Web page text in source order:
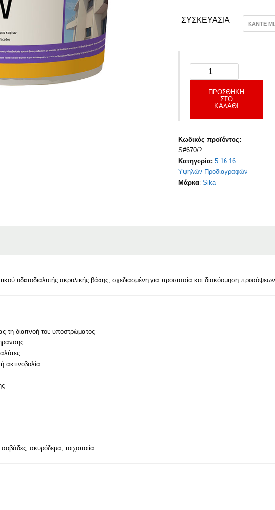
ΣΥΣΚΕΥΑΣΙΑ
ΠΡΟΣΘΉΚΗ
ΣΤΟ
ΚΑΛΆΘΙ
Κωδικός προϊόντος:
S#670/?
Κατηγορία: 5.16.16.
Υψηλών Προδιαγραφών
Μάρκα: Sika
υδατοδιαλυτής ακρυλικής βάσης, σχεδιασμένη για προστασία και διακόσμηση προσόψεων
τη διαπνοή του υποστρώματος
ακτινοβολία
σκυρόδεμα, τοιχοποιία